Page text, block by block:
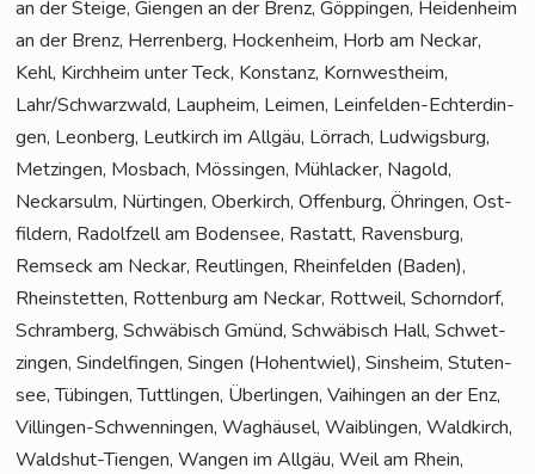
an der Stei­ge, Gien­gen an der Brenz, Göp­pin­gen, Hei­den­heim
an der Brenz, Her­ren­berg, Hocken­heim, Horb am Neckar,
Kehl, Kirch­heim unter Teck, Kon­stanz, Korn­west­heim,
Lahr/Schwarzwald, Laup­heim, Lei­men, Lein­fel­den-Ech­ter­din­
gen, Leon­berg, Leut­kirch im All­gäu, Lör­rach, Lud­wigs­burg,
Met­zin­gen, Mos­bach, Mös­sin­gen, Mühl­acker, Nagold,
Neckar­sulm, Nür­tin­gen, Ober­kirch, Offen­burg, Öhrin­gen, Ost­
fil­dern, Radolf­zell am Boden­see, Ras­tatt, Ravens­burg,
Rems­eck am Neckar, Reut­lin­gen, Rhein­fel­den (Baden),
Rhein­stet­ten, Rot­ten­burg am Neckar, Rott­weil, Schorn­dorf,
Schram­berg, Schwä­bisch Gmünd, Schwä­bisch Hall, Schwet­
zin­gen, Sin­del­fin­gen, Sin­gen (Hoh­ent­wiel), Sins­heim, Stu­ten­
see, Tübin­gen, Tutt­lin­gen, Über­lin­gen, Vai­hin­gen an der Enz,
Vil­lin­gen-Schwen­nin­gen, Wag­häu­sel, Waib­lin­gen, Wald­kirch,
Walds­hut-Tien­gen, Wan­gen im All­gäu, Weil am Rhein,